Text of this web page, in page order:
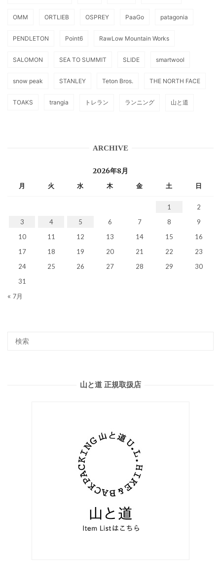
OMM ORTLIEB OSPREY PaaGo patagonia
PENDLETON Point6 RawLow Mountain Works
SALOMON SEA TO SUMMIT SLIDE smartwool
snow peak STANLEY Teton Bros. THE NORTH FACE
TOAKS trangia トレラン ランニング 山と道
ARCHIVE
2026年8月
月 火 水 木 金 土 日
1
2
3
4 5 6 7 8
9
10
11 12 13 14 15
16
17
18 19 20 21 22
23
24
25 26 27 28 29
30
31
« 7月
山と道 正規取扱店